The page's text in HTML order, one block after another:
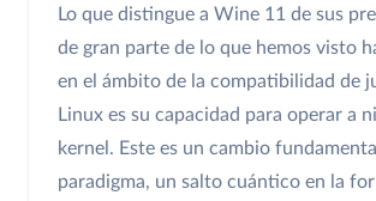
Lo que distingue a Wine 11 de sus
de gran parte de lo que hemos visto
en el ámbito de la compatibilidad de
Linux es su capacidad para operar a
kernel. Este es un cambio
paradigma, un salto cuántico en la